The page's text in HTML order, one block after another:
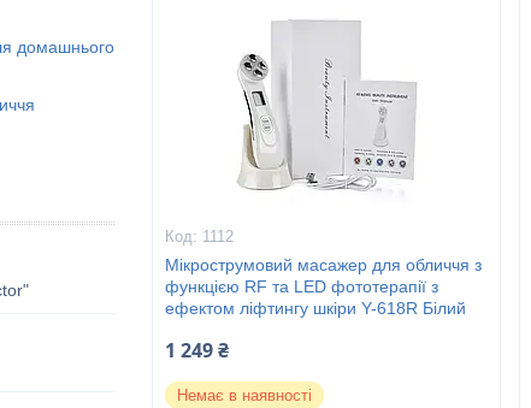
домашнього
1112
Мікрострумовий масажер для обличчя з
функцією RF та LED фототерапії з
ефектом ліфтингу шкіри Y-618R Білий
1 249 ₴
Немає в наявності